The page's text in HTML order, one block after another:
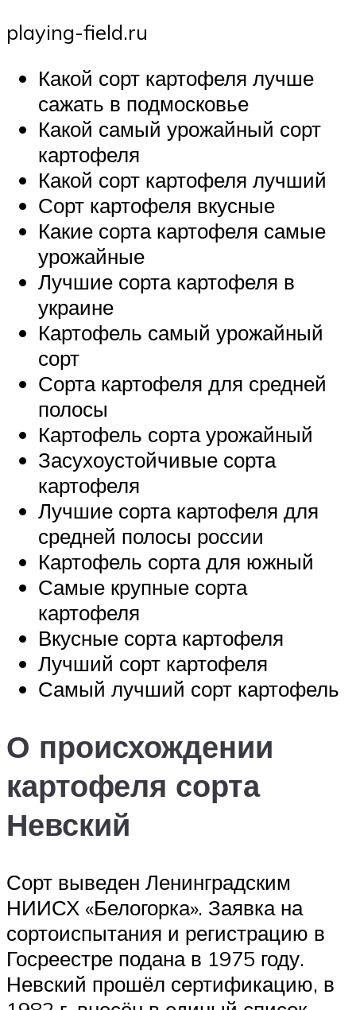
playing-field.ru
Какой сорт картофеля лучше
сажать в подмосковье
Какой самый урожайный сорт
картофеля
Какой сорт картофеля лучший
Сорт картофеля вкусные
Какие сорта картофеля самые
урожайные
Лучшие сорта картофеля в
украине
Картофель самый урожайный
сорт
Сорта картофеля для средней
полосы
Картофель сорта урожайный
Засухоустойчивые сорта
картофеля
Лучшие сорта картофеля для
средней полосы россии
Картофель сорта для южный
Самые крупные сорта
картофеля
Вкусные сорта картофеля
Лучший сорт картофеля
Самый лучший сорт картофель
О происхождении
картофеля сорта
Невский
Сорт выведен Ленинградским
НИИСХ «Белогорка». Заявка на
сортоиспытания и регистрацию в
Госреестре подана в 1975 году.
Невский прошёл сертификацию, в